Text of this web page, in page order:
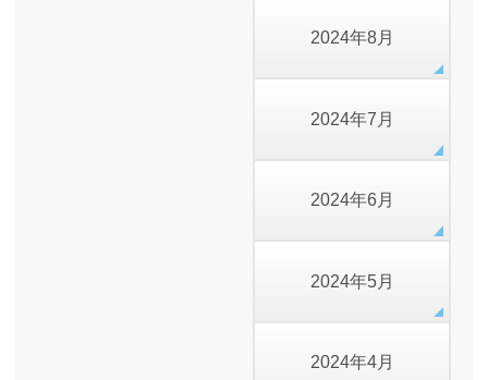
2024年8月
2024年7月
2024年6月
2024年5月
2024年4月